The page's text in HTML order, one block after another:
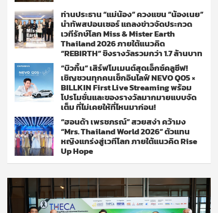
ท่านประธาน “แม่น้อง” ควงแขน “น้องเนย”
นำทัพสปอนเซอร์ แถลงข่าวจัดประกวด
เวทีรักษ์โลก Miss & Mister Earth
Thailand 2026 ภายใต้แนวคิด
“REBIRTH” ชิงรางวัลรวมกว่า 1.7 ล้านบาท
“บิวกิ้น” เสิร์ฟโมเมนต์สุดเอ็กซ์คลูซีฟ!
เชิญชวนทุกคนเช็กอินไลฟ์ NEVO Q05 ×
BILLKIN First Live Streaming พร้อม
โปรโมชั่นและของรางวัลมากมายแบบจัด
เต็ม ที่ไม่เคยให้ที่ไหนมาก่อน!
“ฮอนด้า เพรชภรณ์” สวยสง่า คว้ามง
“Mrs. Thailand World 2026” ตัวแทน
หญิงแกร่งสู่เวทีโลก ภายใต้แนวคิด Rise
Up Hope